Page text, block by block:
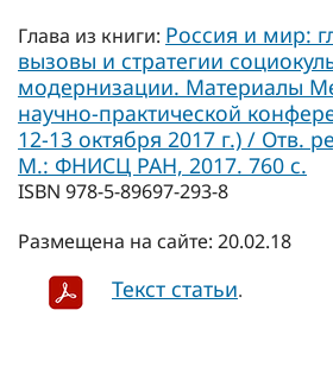
Глава из книги: Россия и мир:
вызовы и стратегии
модернизации. Материалы
научно-практической
12-13 октября 2017 г.) / Отв.
М.: ФНИСЦ РАН, 2017. 760 с.
ISBN 978-5-89697-293-8
Размещена на сайте: 20.02.18
Текст статьи.